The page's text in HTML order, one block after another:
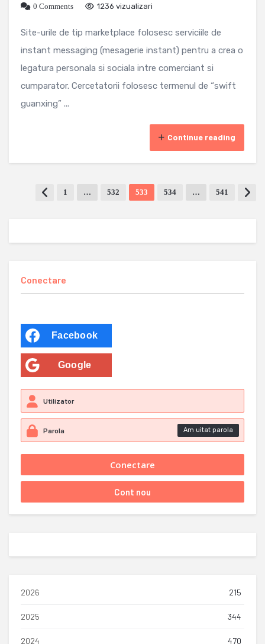
0 Comments
1236 vizualizari
Site-urile de tip marketplace folosesc serviciile de
instant messaging (mesagerie instant) pentru a crea o
legatura personala si sociala intre comerciant si
cumparator. Cercetatorii folosesc termenul de “swift
guanxing” ...
Continue reading
1 … 532 533 534 … 541
Conectare
Facebook
Google
Am uitat parola
2026 215
2025 344
2024 470